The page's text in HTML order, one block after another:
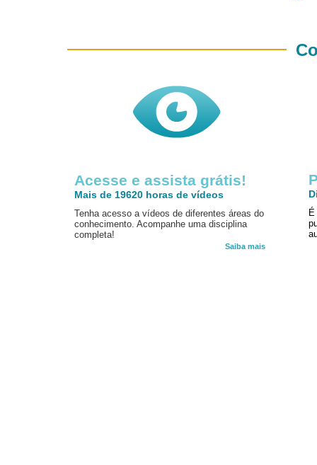
Acesse e assista grátis!
Mais de 19620 horas de vídeos
Tenha acesso a vídeos de diferentes áreas do
conhecimento. Acompanhe uma disciplina
completa!
Saiba mais